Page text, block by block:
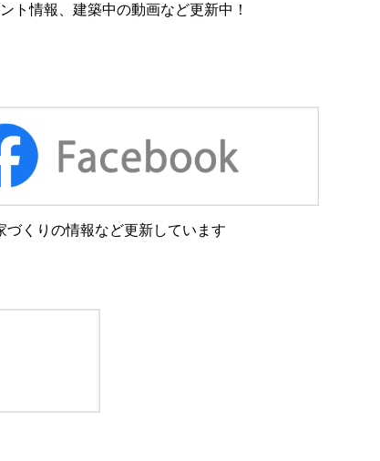
ト情報、建築中の動画など更新中！
づくりの情報など更新しています